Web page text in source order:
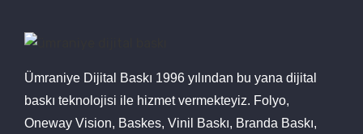
Ümraniye Dijital Baskı 1996 yılından bu yana dijital
baskı teknolojisi ile hizmet vermekteyiz. Folyo,
Oneway Vision, Baskes, Vinil Baskı, Branda Baskı,